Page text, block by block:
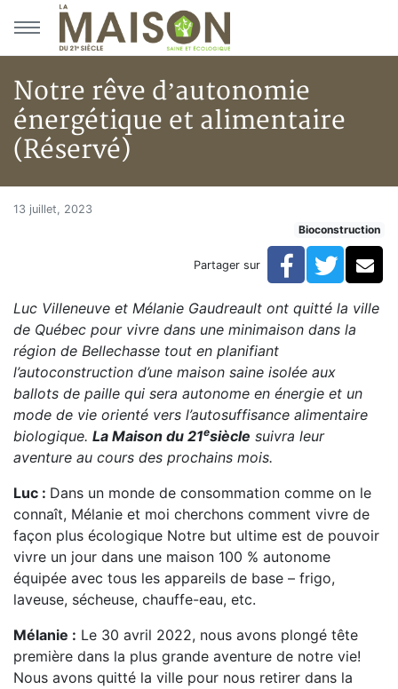
Aller au menu principal
Aller au contenu principal
Notre rêve d’autonomie
énergétique et alimentaire
(Réservé)
Accueil
Notre rêve d’autonomie énergétique et alimentaire
Notre rêve d’autonomie
13 juillet, 2023
Bioconstruction
Partager sur Facebook
Luc Villeneuve et Mélanie Gaudreault ont quitté la ville
de Québec pour vivre dans une minimaison dans la
région de Bellechasse tout en planifiant
l’autoconstruction d’une maison saine isolée aux
ballots de paille qui sera autonome en énergie et un
mode de vie orienté vers l’autosuffisance alimentaire
biologique. La Maison du 21esiècle suivra leur
aventure au cours des prochains mois.
Luc : Dans un monde de consommation comme on le
connaît, Mélanie et moi cherchons comment vivre de
façon plus écologique Notre but ultime est de pouvoir
vivre un jour dans une maison 100 % autonome
équipée avec tous les appareils de base – frigo,
laveuse, sécheuse, chauffe-eau, etc.
Mélanie : Le 30 avril 2022, nous avons plongé tête
première dans la plus grande aventure de notre vie!
Nous avons quitté la ville pour nous retirer dans la